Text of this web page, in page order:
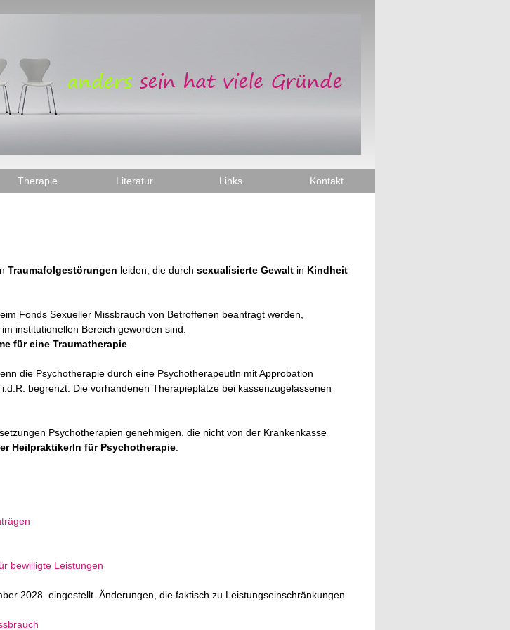
Therapie Literatur Links Kontakt
Traumafolgestörungen leiden, die durch sexualisierte Gewalt in Kindheit
Fonds Sexueller Missbrauch von Betroffenen beantragt werden,
institutionellen Bereich geworden sind.
für eine Traumatherapie.
die Psychotherapie durch eine PsychotherapeutIn mit Approbation
begrenzt. Die vorhandenen Therapieplätze bei kassenzugelassenen
Psychotherapien genehmigen, die nicht von der Krankenkasse
HeilpraktikerIn für Psychotherapie.
bewilligte Leistungen
2028 eingestellt. Änderungen, die faktisch zu Leistungseinschränkungen